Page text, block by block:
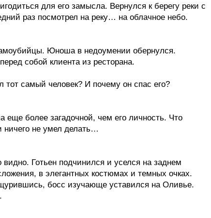
для его замысла. Вернулся к берегу реки с
раз посмотрел на реку… на облачное небо.
Юноша в недоумении обернулся.
собой клиента из ресторана.
самый человек? И почему он спас его?
более загадочной, чем его личность. Что
ничего не умел делать…
Готьен подчинился и уселся на заднем
в элегантных костюмах и темных очках.
босс изучающе уставился на Оливье.